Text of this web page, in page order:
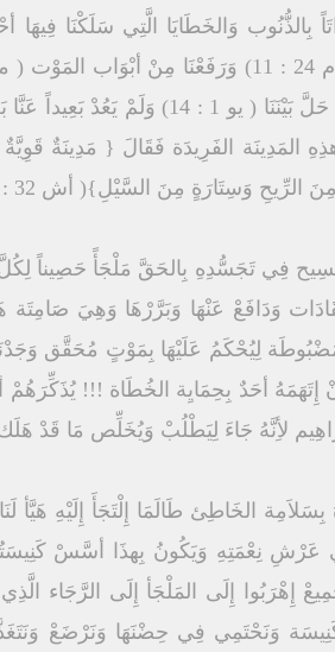
بِالذُّنُوب وَالخَطَايَا الَّتِي سَلَكْنَا
وَسِتَارَةٍ مِنَ السَّيْلِ}( أش 32 : 2 ) .
فِي تَجَسُّدِهِ بِالحَقَّ مَلْجَأً حَصِيناً
وَدَافَعْ عَنْهَا وَبَرَّرْهَا وَهِيَ
لِيُحْكَمُ عَلَيْهَا بِمَوْتٍ مُحَقَّق
إِتَهَمَهُ أحَدٌ بِحِمَايِة الخُطَاة !!!
لأِنَّهُ جَاءَ لِيَطْلُبْ وَيُخَلِّص مَا قَدْ
الخَاطِئ طَالَمَا إِلْتَجَأَ إِلَيْهِ
نِعْمَتِهِ وَيَكُونُ بِهذَا أسَّسْ
إِهْرَبُوا إِلَى المَلْجَأ إِلَى
وَنَحْتَمِي فِي حِضْنَهَا وَنَرْضَعْ